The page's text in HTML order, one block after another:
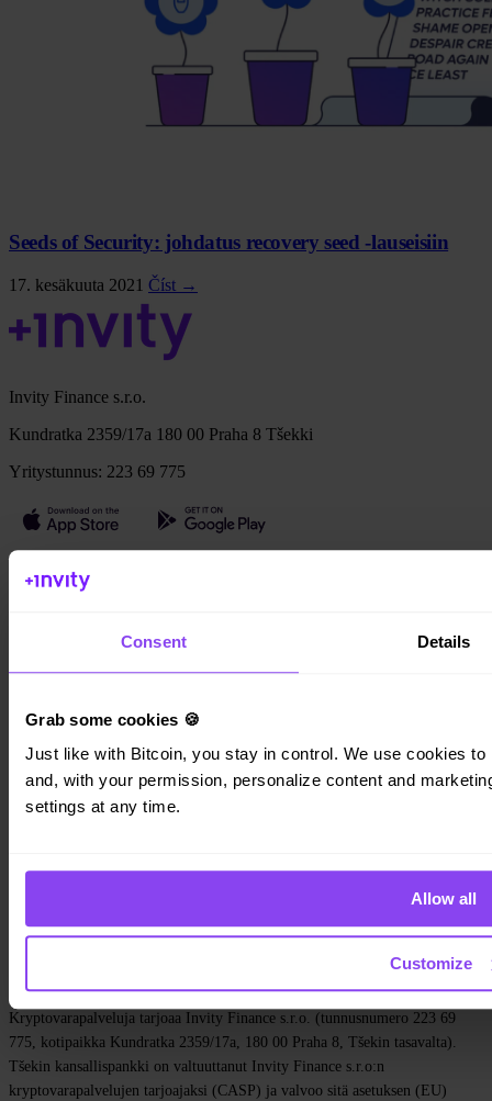
Consent Details
Grab some cookies 🍪
Just like with Bitcoin, you stay in control. We use cookies
and, with your permission, personalize content and
settings at any time.
Allow all
Customize
Seeds of Security: johdatus recovery seed -lauseisiin
17. kesäkuuta 2021 Číst →
Invity Finance s.r.o.
Kundratka 2359/17a 180 00 Praha 8 Tšekki
Yritystunnus: 223 69 775
Invity
Turbo Osto
Private
Company
Tietoja
Lakitiedot
Evästekäytäntö
Kryptovarapalveluja tarjoaa Invity Finance s.r.o. (tunnusnumero 223 69
775, kotipaikka Kundratka 2359/17a, 180 00 Praha 8, Tšekin tasavalta).
Tšekin kansallispankki on valtuuttanut Invity Finance s.r.o:n
kryptovarapalvelujen tarjoajaksi (CASP) ja valvoo sitä asetuksen (EU)